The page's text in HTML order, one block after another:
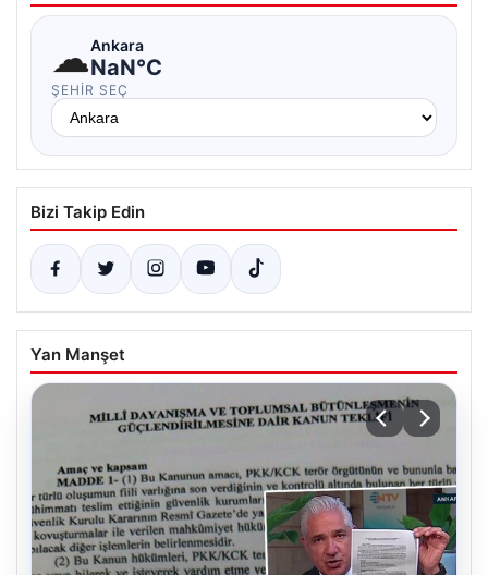
☁Ankara
NaN°C
ŞEHIR SEÇ
Bizi Takip Edin
Yan Manşet